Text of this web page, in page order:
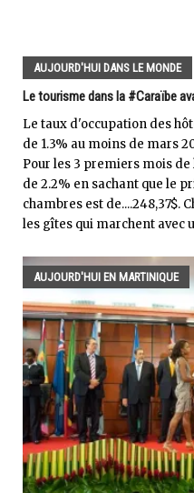
AUJOURD'HUI DANS LE MONDE
Le tourisme dans la #Caraïbe
Le taux d'occupation des
de 1.3% au moins de mars
Pour les 3 premiers mois
de 2.2% en sachant que le
chambres est de....248,37$.
les gîtes qui marchent avec
AUJOURD'HUI EN MARTINIQUE